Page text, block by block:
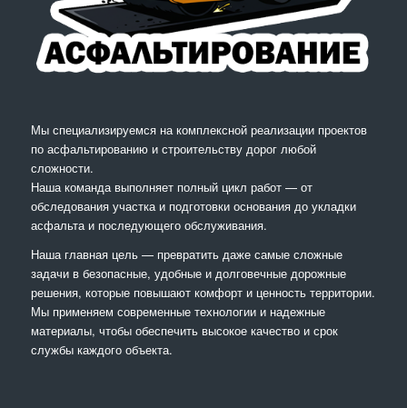
Мы специализируемся на комплексной реализации проектов
по асфальтированию и строительству дорог любой
сложности.
Наша команда выполняет полный цикл работ — от
обследования участка и подготовки основания до укладки
асфальта и последующего обслуживания.
Наша главная цель — превратить даже самые сложные
задачи в безопасные, удобные и долговечные дорожные
решения, которые повышают комфорт и ценность территории.
Мы применяем современные технологии и надежные
материалы, чтобы обеспечить высокое качество и срок
службы каждого объекта.